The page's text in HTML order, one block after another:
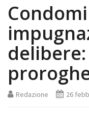
Redazione 26